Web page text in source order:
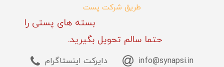
طریق شرکت پست
بسته های پستی را
حتما سالم تحویل بگیرید.
info@synapsi.in دایرکت اینستاگرام